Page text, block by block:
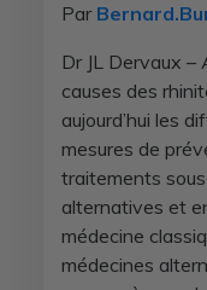
Par
Dr JL Dervaux
causes des
aujourd’hui les
mesures de
traitements sous
alternatives et
médecine
médecines